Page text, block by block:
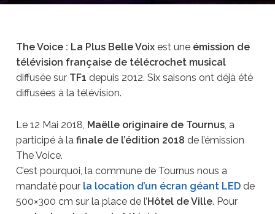
The Voice : La Plus Belle Voixest une émission de
télévision française de télécrochet musical
diffusée sur TF1 depuis 2012. Six saisons ont déjà été
diffusées à la télévision.
Le 12 Mai 2018, Maëlle originaire de Tournus, a
participé à la finale de l’édition 2018 de l’émission
The Voice.
C’est pourquoi, la commune de Tournus nous a
mandaté pourla location d’un écran géant LEDde
500×300 cm sur la place de l’Hôtel de Ville. Pour